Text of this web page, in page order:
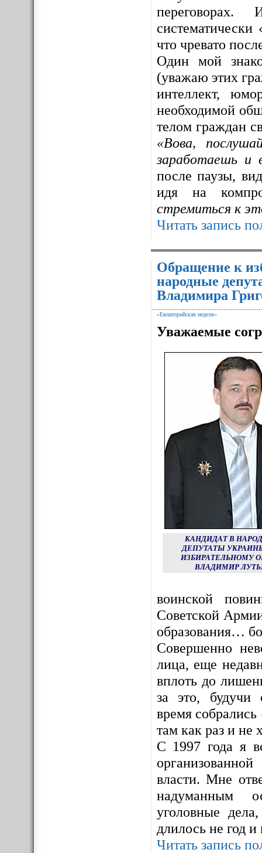
переговорах.
что чревато
Один мой
(уважаю этих
интеллект,
необходимой
телом граждан
«Вова,
заработаешь и
после паузы,
идя на
стремиться к
Читать запись
Обращение к
народные
Владимира
«Евпаторийская неделя»
Уважаемые
КАНДИДАТ В
ДЕПУТАТЫ
ИЗБИРАТЕЛЬНОМУ
ВЛАДИМИР
воинской
Советской
образования…
Совершенно
лица, еще
вплоть до
за это, будучи
время
там как раз и не
С 1997 года я
власти. Мне
надуманным
уголовные
длилось не год
Читать запись